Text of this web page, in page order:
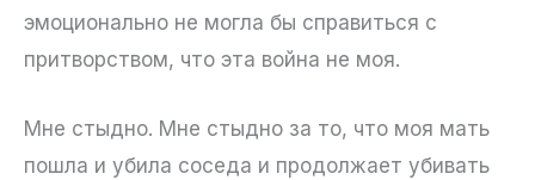
эмоционально не могла бы справиться с
притворством, что эта война не моя.
Мне стыдно. Мне стыдно за то, что моя мать
пошла и убила соседа и продолжает убивать